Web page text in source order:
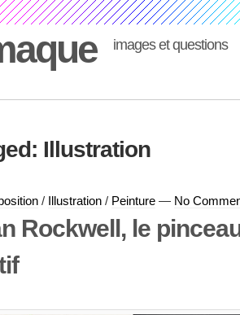
images et questions
Illustration
/ Illustration / Peinture — No
Rockwell, le